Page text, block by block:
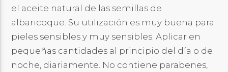
el aceite natural de las semillas de
albaricoque. Su utilización es muy buena para
pieles sensibles y muy sensibles. Aplicar en
pequeñas cantidades al principio del día o de
noche, diariamente. No contiene parabenes,